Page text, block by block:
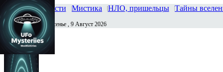
Главная Новости Мистика НЛО, пришельцы Тайны
Сегодня Воскресенье , 9 Август 2026